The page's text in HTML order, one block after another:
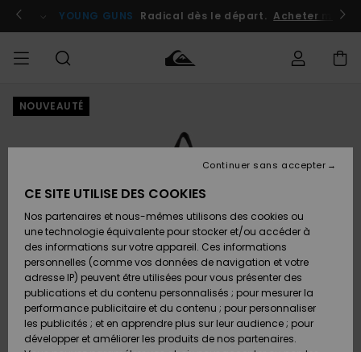
l'information
le
Se connecter / s'inscrire
YOUNG GUNS Radical dès le départ. Acheter
HOMME
Chaussures
& Tongs
Surf
Chaussures
& Tongs
Surf
FEMME
A
Découvrir
Snow
SURF
Surf
Shop
Enfant
Highlights
Communauté
SNOW
Snow
Shop
Enfant
Snow
Shop
Femme
OUTLET
Enfant
Outlet
Femme
Retours
Paiement
Carte
Cadeau
NOUVEAUTÉ
CE SITE UTILISE DES COOKIES
Nos partenaires et nous-mêmes utilisons des cookies ou
une technologie équivalente pour stocker et/ou accéder à
des informations sur votre appareil. Ces informations
personnelles (comme vos données de navigation et votre
adresse IP) peuvent être utilisées pour vous présenter des
publications et du contenu personnalisés ; pour mesurer la
performance publicitaire et du contenu ; pour personnaliser
les publicités ; et en apprendre plus sur leur audience ; pour
développer et améliorer les produits de nos partenaires.
Continuer sans accepter